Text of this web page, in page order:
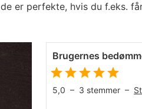
er perfekte, hvis du f.eks.
Brugernes
5,0 – 3 stemmer –